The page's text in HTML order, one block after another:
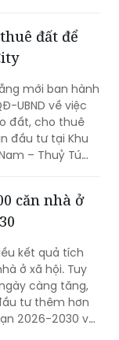
các thông tin
chế tình
không chính
đất để
mới ban hành
UBND về việc
đất, cho thuê
đầu tư tại Khu
– Thuỷ Tú
căn nhà ở
kết quả tích
ở xã hội. Tuy
càng tăng,
tư thêm hơn
2026-2030 và